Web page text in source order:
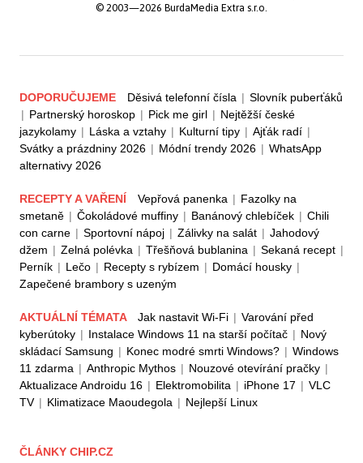
© 2003—2026 BurdaMedia Extra s.r.o.
DOPORUČUJEME Děsivá telefonní čísla | Slovník puberťáků
| Partnerský horoskop | Pick me girl | Nejtěžší české
jazykolamy | Láska a vztahy | Kulturní tipy | Ajťák radí |
Svátky a prázdniny 2026 | Módní trendy 2026 | WhatsApp
alternativy 2026
RECEPTY A VAŘENÍ Vepřová panenka | Fazolky na
smetaně | Čokoládové muffiny | Banánový chlebíček | Chili
con carne | Sportovní nápoj | Zálivky na salát | Jahodový
džem | Zelná polévka | Třešňová bublanina | Sekaná recept |
Perník | Lečo | Recepty s rybízem | Domácí housky |
Zapečené brambory s uzeným
AKTUÁLNÍ TÉMATA Jak nastavit Wi-Fi | Varování před
kyberútoky | Instalace Windows 11 na starší počítač | Nový
skládací Samsung | Konec modré smrti Windows? | Windows
11 zdarma | Anthropic Mythos | Nouzové otevírání pračky |
Aktualizace Androidu 16 | Elektromobilita | iPhone 17 | VLC
TV | Klimatizace Maoudegola | Nejlepší Linux
ČLÁNKY CHIP.CZ